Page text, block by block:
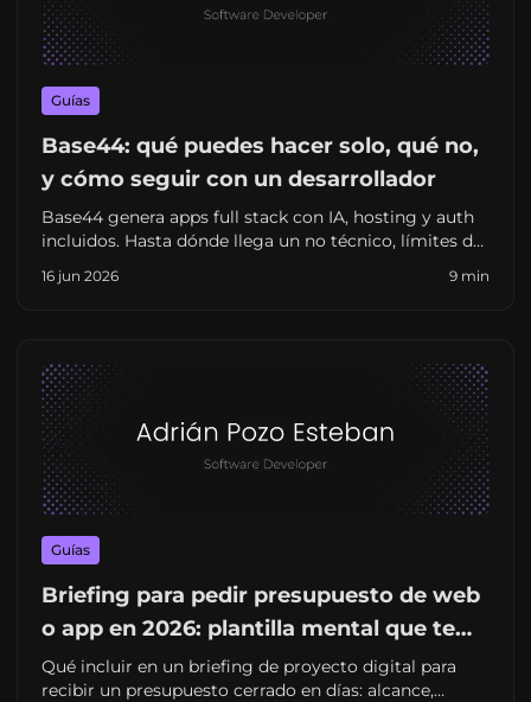
Guías
Base44: qué puedes hacer solo, qué no,
y cómo seguir con un desarrollador
Base44 genera apps full stack con IA, hosting y auth
incluidos. Hasta dónde llega un no técnico, límites de
España.
16 jun 2026 9 min
Guías
Briefing para pedir presupuesto de web
o app en 2026: plantilla mental que te
ahorra semanas (y sorpresas)
Qué incluir en un briefing de proyecto digital para
recibir un presupuesto cerrado en días: alcance,